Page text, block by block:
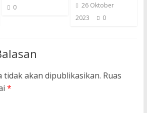
0
26 Oktober
2023
0
tidak akan dipublikasikan. Ruas
*